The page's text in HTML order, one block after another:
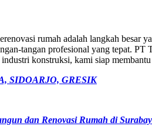
rumah adalah langkah besar
tangan profesional yang tepat.
konstruksi, kami siap
SIDOARJO, GRESIK
dan Renovasi Rumah di